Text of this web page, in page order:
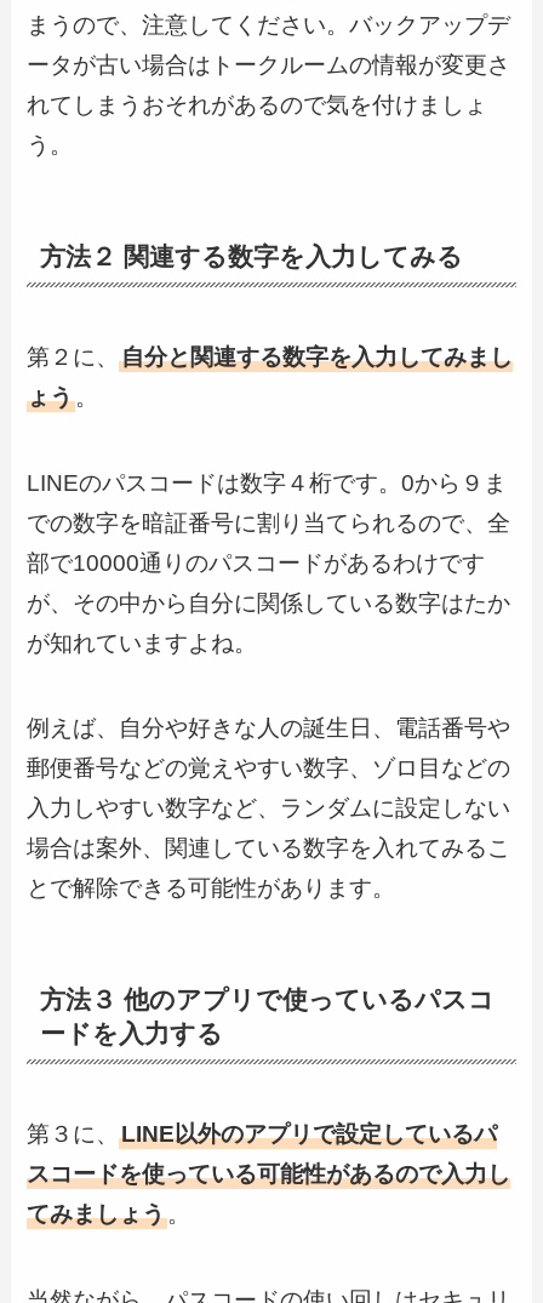
まうので、注意してください。バックアップデ
ータが古い場合はトークルームの情報が変更さ
れてしまうおそれがあるので気を付けましょ
う。
方法２ 関連する数字を入力してみる
第２に、自分と関連する数字を入力してみまし
ょう。
LINEのパスコードは数字４桁です。0から９ま
での数字を暗証番号に割り当てられるので、全
部で10000通りのパスコードがあるわけです
が、その中から自分に関係している数字はたか
が知れていますよね。
例えば、自分や好きな人の誕生日、電話番号や
郵便番号などの覚えやすい数字、ゾロ目などの
入力しやすい数字など、ランダムに設定しない
場合は案外、関連している数字を入れてみるこ
とで解除できる可能性があります。
方法３ 他のアプリで使っているパスコ
ードを入力する
第３に、LINE以外のアプリで設定しているパ
スコードを使っている可能性があるので入力し
てみましょう。